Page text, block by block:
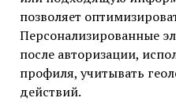
позволяет
Персонализированные
после авторизации,
профиля, учитывать
действий.